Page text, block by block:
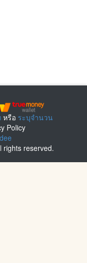
หรือ ระบุจำนวน
Policy
rights reserved.